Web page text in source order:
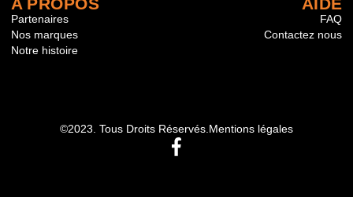
Partenaires
Nos marques
Notre histoire
FAQ
Contactez nous
©2023. Tous Droits Réservés. Mentions légales